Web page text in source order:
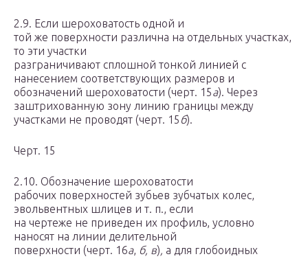
2.9. Если шероховатость одной и
той же поверхности различна на отдельных участках,
то эти участки
разграничивают сплошной тонкой линией с
нанесением соответствующих размеров и
обозначений шероховатости (черт. 15а). Через
заштрихованную зону линию границы между
участками не проводят (черт. 15 б).
Черт. 15
2.10. Обозначение шероховатости
рабочих поверхностей зубьев зубчатых колес,
эвольвентных шлицев и т. п., если
на чертеже не приведен их профиль, условно
наносят на линии делительной
поверхности (черт. 16а, б, в), а для глобоидных